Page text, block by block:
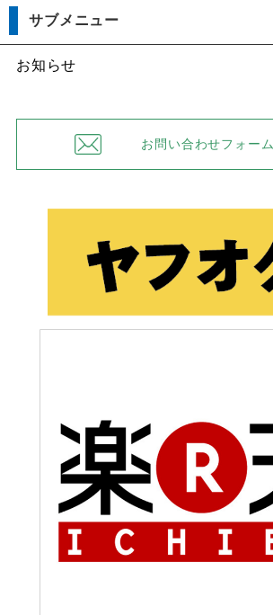
サブメニュー
お知らせ
お問い合わせフォーム